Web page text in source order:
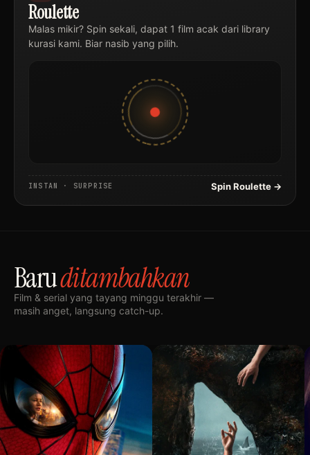
Roulette
Malas mikir? Spin sekali, dapat 1 film acak dari library
kurasi kami. Biar nasib yang pilih.
INSTAN · SURPRISE Spin Roulette →
Baruditambahkan
Film & serial yang tayang minggu terakhir —
masih anget, langsung catch-up.